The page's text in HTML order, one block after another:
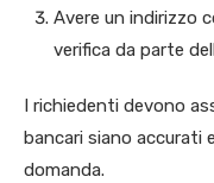
Avere un indirizzo
verifica da parte
I richiedenti devono
bancari siano accurati
domanda.